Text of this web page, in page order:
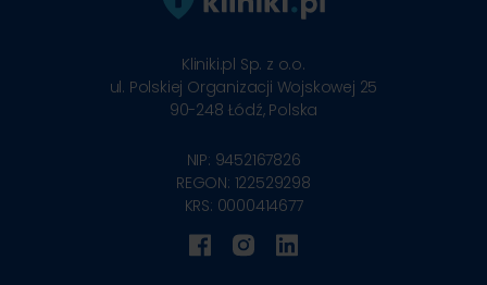
Kliniki.pl Sp. z o.o.
ul. Polskiej Organizacji Wojskowej 25
90-248 Łódź, Polska
NIP: 9452167826
REGON: 122529298
KRS: 0000414677